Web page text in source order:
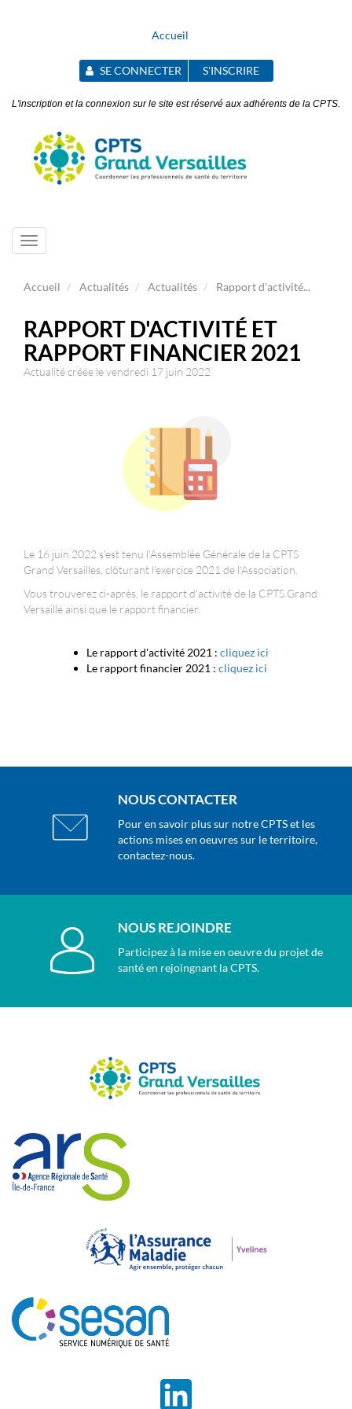
Accueil
SE CONNECTER S'INSCRIRE
L'inscription et la connexion sur le site est réservé aux adhérents de la CPTS.
Toggle
navigation
Accueil Actualités Actualités Rapport d'activité...
RAPPORT D'ACTIVITÉ ET
RAPPORT FINANCIER 2021
Actualité créée le vendredi 17 juin 2022
Le 16 juin 2022 s'est tenu l'Assemblée Générale de la CPTS
Grand Versailles, clôturant l'exercice 2021 de l'Association.
Vous trouverez ci-après, le rapport d'activité de la CPTS Grand
Versaille ainsi que le rapport financier.
Le rapport d'activité 2021 : cliquez ici
Le rapport financier 2021 : cliquez ici
NOUS CONTACTER
Pour en savoir plus sur notre CPTS et les
actions mises en oeuvres sur le territoire,
contactez-nous.
NOUS REJOINDRE
Participez à la mise en oeuvre du projet de
santé en rejoingnant la CPTS.